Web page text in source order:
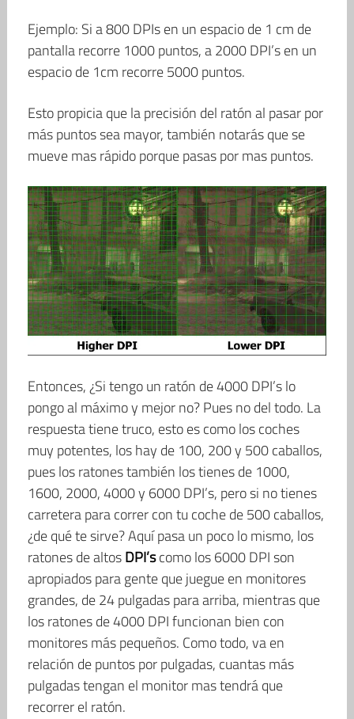
Ejemplo: Si a 800 DPIs en un espacio de 1 cm de
pantalla recorre 1000 puntos, a 2000 DPI’s en un
espacio de 1cm recorre 5000 puntos.
Esto propicia que la precisión del ratón al pasar por
más puntos sea mayor, también notarás que se
mueve mas rápido porque pasas por mas puntos.
Entonces, ¿Si tengo un ratón de 4000 DPI’s lo
pongo al máximo y mejor no? Pues no del todo. La
respuesta tiene truco, esto es como los coches
muy potentes, los hay de 100, 200 y 500 caballos,
pues los ratones también los tienes de 1000,
1600, 2000, 4000 y 6000 DPI’s, pero si no tienes
carretera para correr con tu coche de 500 caballos,
¿de qué te sirve? Aquí pasa un poco lo mismo, los
ratones de altosDPI’scomo los 6000 DPI son
apropiados para gente que juegue en monitores
grandes, de 24 pulgadas para arriba, mientras que
los ratones de 4000 DPI funcionan bien con
monitores más pequeños. Como todo, va en
relación de puntos por pulgadas, cuantas más
pulgadas tengan el monitor mas tendrá que
recorrer el ratón.